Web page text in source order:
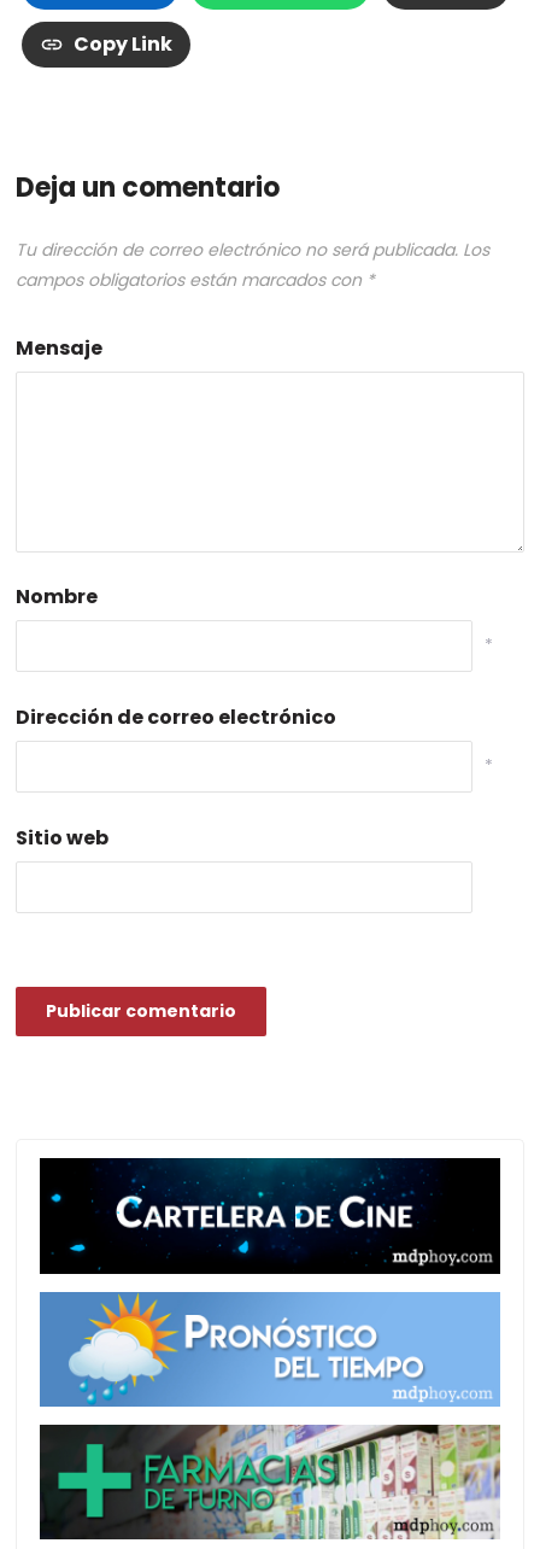
Copy Link
Deja un comentario
Tu dirección de correo electrónico no será publicada. Los
campos obligatorios están marcados con *
Mensaje
Nombre
*
Dirección de correo electrónico
*
Sitio web